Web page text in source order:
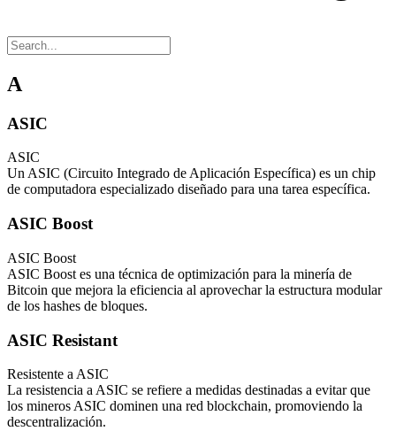
A
ASIC
ASIC
Un ASIC (Circuito Integrado de Aplicación Específica) es un chip
de computadora especializado diseñado para una tarea específica.
ASIC Boost
ASIC Boost
ASIC Boost es una técnica de optimización para la minería de
Bitcoin que mejora la eficiencia al aprovechar la estructura modular
de los hashes de bloques.
ASIC Resistant
Resistente a ASIC
La resistencia a ASIC se refiere a medidas destinadas a evitar que
los mineros ASIC dominen una red blockchain, promoviendo la
descentralización.